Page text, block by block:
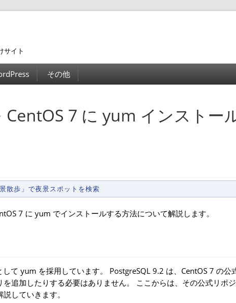
サイト
その他
CentOS 7 に yum インストー
散歩」で夜景スポットを検索
7 に yum でインストールする方法について解説します。
て yum を採用しています。 PostgreSQL 9.2 は、CentOS 7 の公
追加したりする必要はありません。 ここからは、その公式リポ
していきます。